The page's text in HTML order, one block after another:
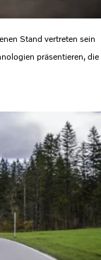
Stand vertreten sein
präsentieren, die